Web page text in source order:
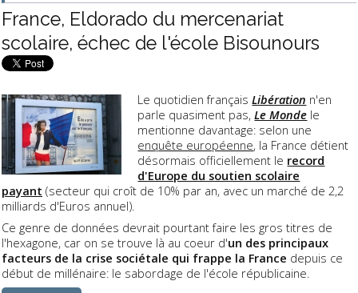
France, Eldorado du mercenariat
scolaire, échec de l'école Bisounours
Le quotidien françaisLibération n'en
parle quasiment pas,Le Monde le
mentionne davantage: selon une
enquête européenne, la France détient
désormais officiellement le record
d'Europe du soutien scolaire
payant (secteur qui croît de 10% par an, avec un marché de 2,2
milliards d'Euros annuel).
Ce genre de données devrait pourtant faire les gros titres de
l'hexagone, car on se trouve là au coeur d'un des principaux
facteurs de la crise sociétale qui frappe la France depuis ce
début de millénaire: le sabordage de l'école républicaine.